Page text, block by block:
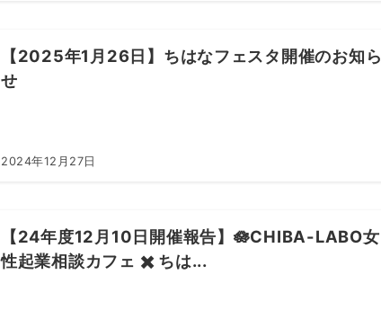
【2025年1月26日】ちはなフェスタ開催のお知ら
せ
2024年12月27日
【24年度12月10日開催報告】🪷CHIBA-LABO女
性起業相談カフェ ✖️ ちは...